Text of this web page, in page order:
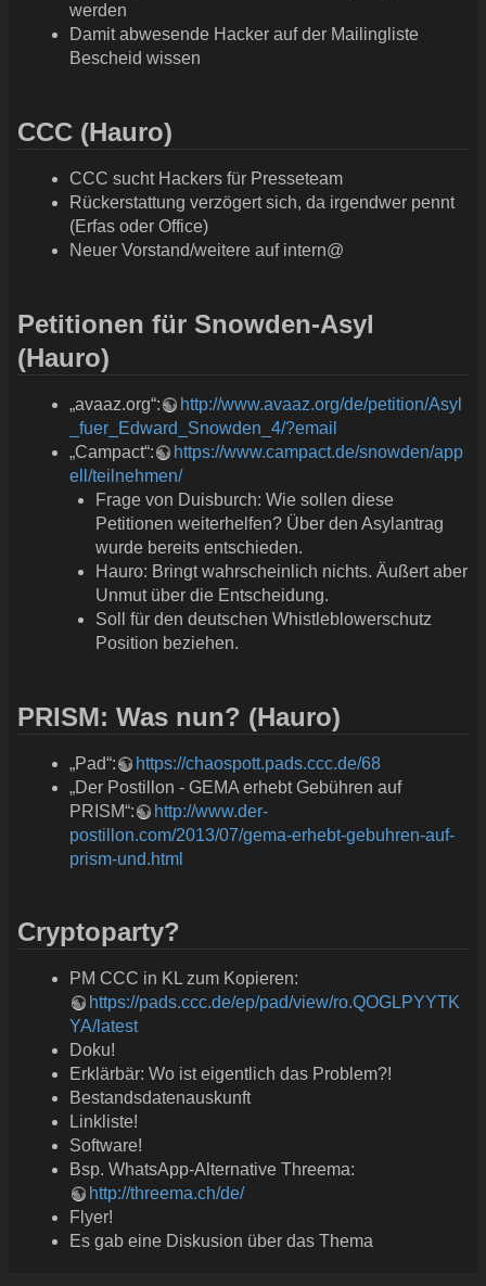
werden
Damit abwesende Hacker auf der Mailingliste
Bescheid wissen
CCC (Hauro)
CCC sucht Hackers für Presseteam
Rückerstattung verzögert sich, da irgendwer pennt
(Erfas oder Office)
Neuer Vorstand/weitere auf intern@
Petitionen für Snowden-Asyl
(Hauro)
„avaaz.org“:
http://www.avaaz.org/de/petition/Asyl
_fuer_Edward_Snowden_4/?email
„Campact“:
https://www.campact.de/snowden/app
ell/teilnehmen/
Frage von Duisburch: Wie sollen diese
Petitionen weiterhelfen? Über den Asylantrag
wurde bereits entschieden.
Hauro: Bringt wahrscheinlich nichts. Äußert aber
Unmut über die Entscheidung.
Soll für den deutschen Whistleblowerschutz
Position beziehen.
PRISM: Was nun? (Hauro)
„Pad“:
https://chaospott.pads.ccc.de/68
„Der Postillon - GEMA erhebt Gebühren auf
PRISM“:
http://www.der-
postillon.com/2013/07/gema-erhebt-gebuhren-auf-
prism-und.html
Cryptoparty?
PM CCC in KL zum Kopieren:
https://pads.ccc.de/ep/pad/view/ro.QOGLPYYTK
YA/latest
Doku!
Erklärbär: Wo ist eigentlich das Problem?!
Bestandsdatenauskunft
Linkliste!
Software!
Bsp. WhatsApp-Alternative Threema:
http://threema.ch/de/
Flyer!
Es gab eine Diskusion über das Thema